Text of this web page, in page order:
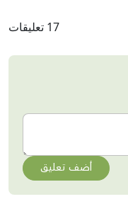
17 تعليقات
أضف تعليق